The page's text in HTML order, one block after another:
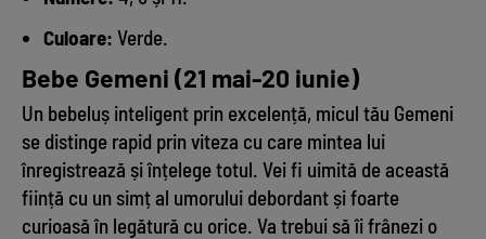
Culoare: Verde.
Bebe Gemeni (21 mai-20 iunie)
Un bebeluș inteligent prin excelență, micul tău Gemeni
se distinge rapid prin viteza cu care mintea lui
înregistrează și înțelege totul. Vei fi uimită de această
ființă cu un simț al umorului debordant și foarte
curioasă în legătură cu orice. Va trebui să îi frânezi o